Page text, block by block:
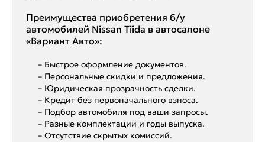
Преимущества приобретения б/у
автомобилей Nissan Tiida в автосалоне
«Вариант Авто»:
– Быстрое оформление документов.
– Персональные скидки и предложения.
– Юридическая прозрачность сделки.
– Кредит без первоначального взноса.
– Подбор автомобиля под ваши запросы.
– Разные комплектации и годы выпуска.
– Отсутствие скрытых комиссий.